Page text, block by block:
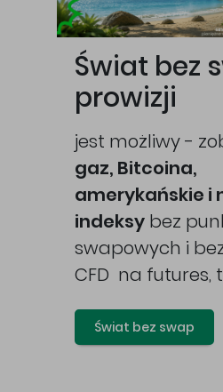
Świat bez
prowizji
jest możliwy -
gaz, Bitcoina,
amerykańskie i
indeksy bez
swapowych i
CFD na futures,
Świat bez swap